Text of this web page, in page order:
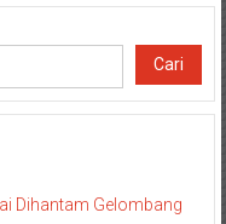
Cari
Dihantam Gelombang